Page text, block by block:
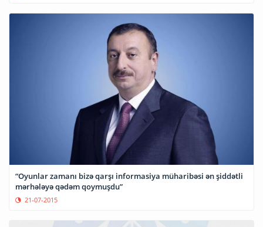
“Oyunlar zamanı bizə qarşı informasiya müharibəsi ən şiddətli
mərhələyə qədəm qoymuşdu”
21-07-2015